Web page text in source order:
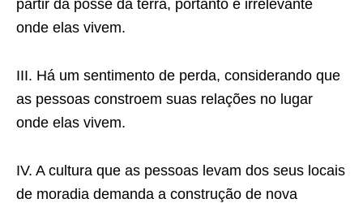
partir da posse da terra, portanto é irrelevante
onde elas vivem.
III. Há um sentimento de perda, considerando que
as pessoas constroem suas relações no lugar
onde elas vivem.
IV. A cultura que as pessoas levam dos seus locais
de moradia demanda a construção de nova